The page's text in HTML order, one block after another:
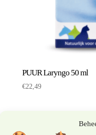
PUUR Laryngo 50 ml
€22,49